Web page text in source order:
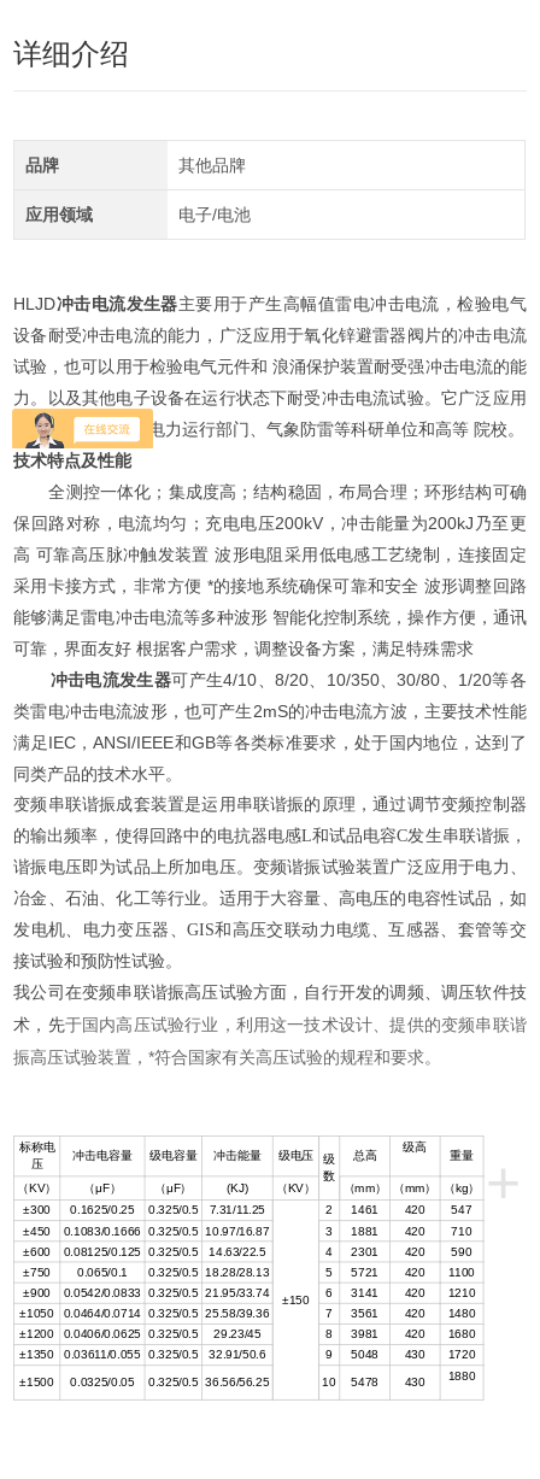
详细介绍
品牌 其他品牌
应用领域 电子/电池
HLJD冲击电流发生器主要用于产生高幅值雷电冲击电流，检验电气
设备耐受冲击电流的能力，广泛应用于氧化锌避雷器阀片的冲击电流
试验，也可以用于检验电气元件和 浪涌保护装置耐受强冲击电流的能
力。以及其他电子设备在运行状态下耐受冲击电流试验。它广泛应用
于电工提供部门、电力运行部门、气象防雷等科研单位和高等 院校。
技术特点及性能
全测控一体化；集成度高；结构稳固，布局合理；环形结构可确
保回路对称，电流均匀；充电电压200kV，冲击能量为200kJ乃至更
高 可靠高压脉冲触发装置 波形电阻采用低电感工艺绕制，连接固定
采用卡接方式，非常方便 *的接地系统确保可靠和安全 波形调整回路
能够满足雷电冲击电流等多种波形 智能化控制系统，操作方便，通讯
可靠，界面友好 根据客户需求，调整设备方案，满足特殊需求
冲击电流发生器可产生4/10、8/20、10/350、30/80、1/20等各
类雷电冲击电流波形，也可产生2mS的冲击电流方波，主要技术性能
满足IEC，ANSI/IEEE和GB等各类标准要求，处于国内地位，达到了
同类产品的技术水平。
变频串联谐振成套装置是运用串联谐振的原理，通过调节变频控制器
的输出频率，使得回路中的电抗器电感L和试品电容C发生串联谐振，
谐振电压即为试品上所加电压。变频谐振试验装置广泛应用于电力、
冶金、石油、化工等行业。适用于大容量、高电压的电容性试品，如
发电机、电力变压器、GIS和高压交联动力电缆、互感器、套管等交
接试验和预防性试验。
我公司在变频串联谐振高压试验方面，自行开发的调频、调压软件技
术，先于国内高压试验行业，利用这一技术设计、提供的变频串联谐
振高压试验装置，*符合国家有关高压试验的规程和要求。
+
标称电
压
冲击电容量 级电容量 冲击能量 级电压 级
数
总高
级高
重量
（KV） （μF） （μF） (KJ) （KV） （mm） （mm）
（kg）
±300
0.1625/0.25 0.325/0.5 7.31/11.25
±150
2 1461 420 547
±450 0.1083/0.1666 0.325/0.5 10.97/16.87 3 1881 420
710
±600
0.08125/0.125 0.325/0.5 14.63/22.5 4 2301 420
590
±750
0.065/0.1 0.325/0.5 18.28/28.13 5 5721 420
1100
±900
0.0542/0.0833 0.325/0.5 21.95/33.74 6 3141 420
1210
±1050
0.0464/0.0714 0.325/0.5 25.58/39.36 7 3561 420 1480
±1200 0.0406/0.0625 0.325/0.5 29.23/45 8 3981 420
1680
±1350
0.03611/0.055 0.325/0.5 32.91/50.6 9 5048 430 1720
±1500 0.0325/0.05 0.325/0.5 36.56/56.25 10 5478 430
1880